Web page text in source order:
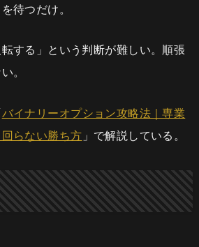
待つだけ。
する」という判断が難しい。順張
。
バイナリーオプション攻略法｜専業
らない勝ち方 」で解説している。